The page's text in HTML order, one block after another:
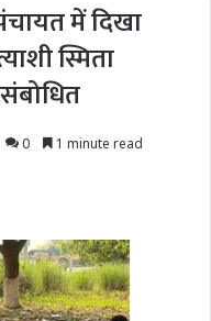
में दिखा
स्मिता
0 1 minute read